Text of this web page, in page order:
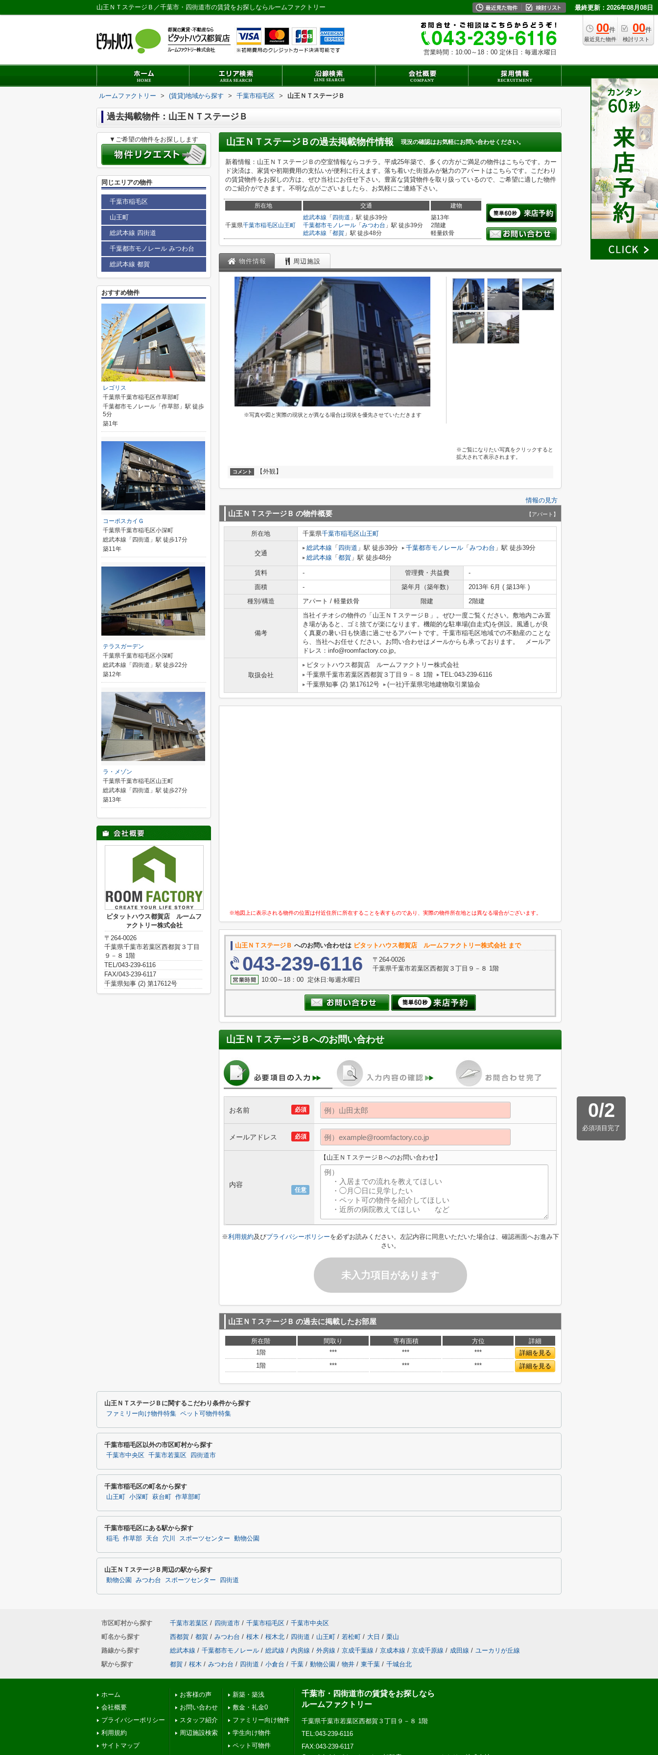
山王ＮＴステージＢ／千葉市・四街道市の賃貸をお探しならルームファクトリー 最終更新：2026年08月08日
00件
最近見た物件
00件
検討リスト
営業時間：10:00～18：00 定休日：毎週水曜日
ルームファクトリー > (賃貸)地域から探す > 千葉市稲毛区 > 山王ＮＴステージＢ
過去掲載物件：山王ＮＴステージＢ
山王ＮＴステージＢの過去掲載物件情報 現況の確認はお気軽にお問い合わせください。
新着情報：山王ＮＴステージＢの空室情報ならコチラ。平成25年築で、多くの方がご満足の物件はこちらです。カー
ド決済は、家賃や初期費用の支払いが便利に行えます。落ち着いた街並みが魅力のアパートはこちらです。こだわり
の賃貸物件をお探しの方は、ぜひ当社にお任せ下さい。豊富な賃貸物件を取り扱っているので、ご希望に適した物件
のご紹介ができます。不明な点がございましたら、お気軽にご連絡下さい。
所在地 交通 建物
千葉県千葉市稲毛区山王町
総武本線 「 四街道 」駅 徒歩39分
千葉都市モノレール 「 みつわ台 」駅 徒歩39分
総武本線 「 都賀 」駅 徒歩48分
築13年
2階建
軽量鉄骨
物件情報 周辺施設
※写真や図と実際の現状とが異なる場合は現状を優先させていただきます
※ご覧になりたい写真をクリックすると
拡大されて表示されます。
コメント 【外観】
情報の見方
山王ＮＴステージＢ の物件概要 【アパート】
所在地 千葉県千葉市稲毛区山王町
交通
総武本線 「 四街道 」駅 徒歩39分 千葉都市モノレール 「 みつわ台 」駅 徒歩39分
総武本線 「 都賀 」駅 徒歩48分
賃料 - 管理費・共益費
-
面積
- 築年月（築年数）
2013年 6月 ( 築13年 )
種別/構造
アパート / 軽量鉄骨 階建 2階建
備考
当社イチオシの物件の「山王ＮＴステージＢ」。ぜひ一度ご覧ください。敷地内ごみ置
き場があると、ゴミ捨てが楽になります。機能的な駐車場(自走式)を併設。風通しが良
く真夏の暑い日も快適に過ごせるアパートです。千葉市稲毛区地域での不動産のことな
ら、当社へお任せください。お問い合わせはメールからも承っております。 メールア
ドレス：info@roomfactory.co.jp。
取扱会社
ピタットハウス都賀店 ルームファクトリー株式会社
千葉県千葉市若葉区西都賀３丁目９－８ 1階
TEL:043-239-6116
千葉県知事 (2) 第17612号
(一社)千葉県宅地建物取引業協会
※地図上に表示される物件の位置は付近住所に所在することを表すものであり、実際の物件所在地とは異なる場合がございます。
山王ＮＴステージＢ へのお問い合わせは ピタットハウス都賀店 ルームファクトリー株式会社 まで
043-239-6116
〒264-0026
千葉県千葉市若葉区西都賀３丁目９－８ 1階
10:00～18：00 定休日:毎週水曜日
山王ＮＴステージＢへのお問い合わせ
0/2
必須項目完了
必須
お名前
必須
メールアドレス
任意
内容
【山王ＮＴステージＢへのお問い合わせ】
※利用規約及びプライバシーポリシーを必ずお読みください。左記内容に同意いただいた場合は、確認画面へお進み下
さい。
未入力項目があります
山王ＮＴステージＢ の過去に掲載したお部屋
所在階 間取り 専有面積 方位
詳細
1階
*** *** ***
詳細を見る
1階
*** *** *** 詳細を見る
▼ご希望の物件をお探しします
同じエリアの物件
千葉市稲毛区
山王町
総武本線 四街道
千葉都市モノレール みつわ台
総武本線 都賀
おすすめ物件
レゴリス
千葉県千葉市稲毛区作草部町
千葉都市モノレール「作草部」駅 徒歩
5分
築1年
コーポスカイＧ
千葉県千葉市稲毛区小深町
総武本線「四街道」駅 徒歩17分
築11年
テラスガーデン
千葉県千葉市稲毛区小深町
総武本線「四街道」駅 徒歩22分
築12年
ラ・メゾン
千葉県千葉市稲毛区山王町
総武本線「四街道」駅 徒歩27分
築13年
ピタットハウス都賀店 ルームフ
ァクトリー株式会社
〒264-0026
千葉県千葉市若葉区西都賀３丁目
９－８ 1階
TEL/043-239-6116
FAX/043-239-6117
千葉県知事 (2) 第17612号
山王ＮＴステージＢに関するこだわり条件から探す
ファミリー向け物件特集 ペット可物件特集
千葉市稲毛区以外の市区町村から探す
千葉市中央区 千葉市若葉区 四街道市
千葉市稲毛区の町名から探す
山王町 小深町 萩台町 作草部町
千葉市稲毛区にある駅から探す
稲毛 作草部 天台 穴川 スポーツセンター 動物公園
山王ＮＴステージＢ周辺の駅から探す
動物公園 みつわ台 スポーツセンター 四街道
市区町村から探す 千葉市若葉区 / 四街道市 / 千葉市稲毛区 / 千葉市中央区
町名から探す
西都賀 / 都賀 / みつわ台 / 桜木 / 桜木北 / 四街道 / 山王町 / 若松町 / 大日 / 栗山
路線から探す
総武本線 / 千葉都市モノレール / 総武線 / 内房線 / 外房線 / 京成千葉線 / 京成本線 / 京成千原線 / 成田線 / ユーカリが丘線
駅から探す
都賀 / 桜木 / みつわ台 / 四街道 / 小倉台 / 千葉 / 動物公園 / 物井 / 東千葉 / 千城台北
ホーム
会社概要
プライバシーポリシー
利用規約
サイトマップ
お客様の声
お問い合わせ
スタッフ紹介
周辺施設検索
新築・築浅
敷金・礼金0
ファミリー向け物件
学生向け物件
ペット可物件
千葉市・四街道市の賃貸をお探しなら
ルームファクトリー
千葉県千葉市若葉区西都賀３丁目９－８ 1階
TEL:043-239-6116
FAX:043-239-6117